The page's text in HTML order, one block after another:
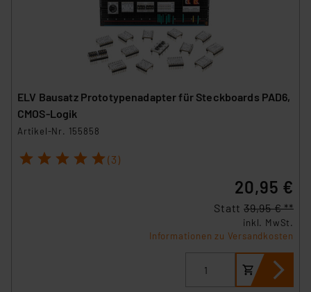
ELV Bausatz Prototypenadapter für Steckboards PAD6,
CMOS-Logik
Artikel-Nr. 155858
1 2 3 4 5 (3)
20,95 €
Statt 39,95 € **
inkl. MwSt.
Informationen zu Versandkosten